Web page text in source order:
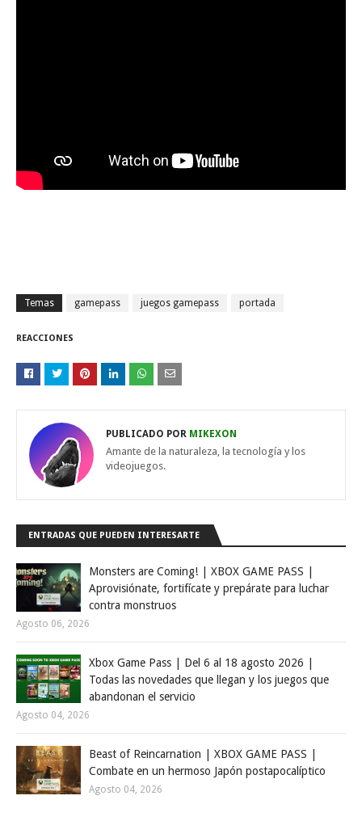
Temas gamepass juegos gamepass portada
REACCIONES
PUBLICADO POR MIKEXON
Amante de la naturaleza, la tecnología y los
videojuegos.
ENTRADAS QUE PUEDEN INTERESARTE
Monsters are Coming! | XBOX GAME PASS |
Aprovisiónate, fortifícate y prepárate para luchar
contra monstruos
Agosto 06, 2026
Xbox Game Pass | Del 6 al 18 agosto 2026 |
Todas las novedades que llegan y los juegos que
abandonan el servicio
Agosto 04, 2026
Beast of Reincarnation | XBOX GAME PASS |
Combate en un hermoso Japón postapocalíptico
Agosto 04, 2026